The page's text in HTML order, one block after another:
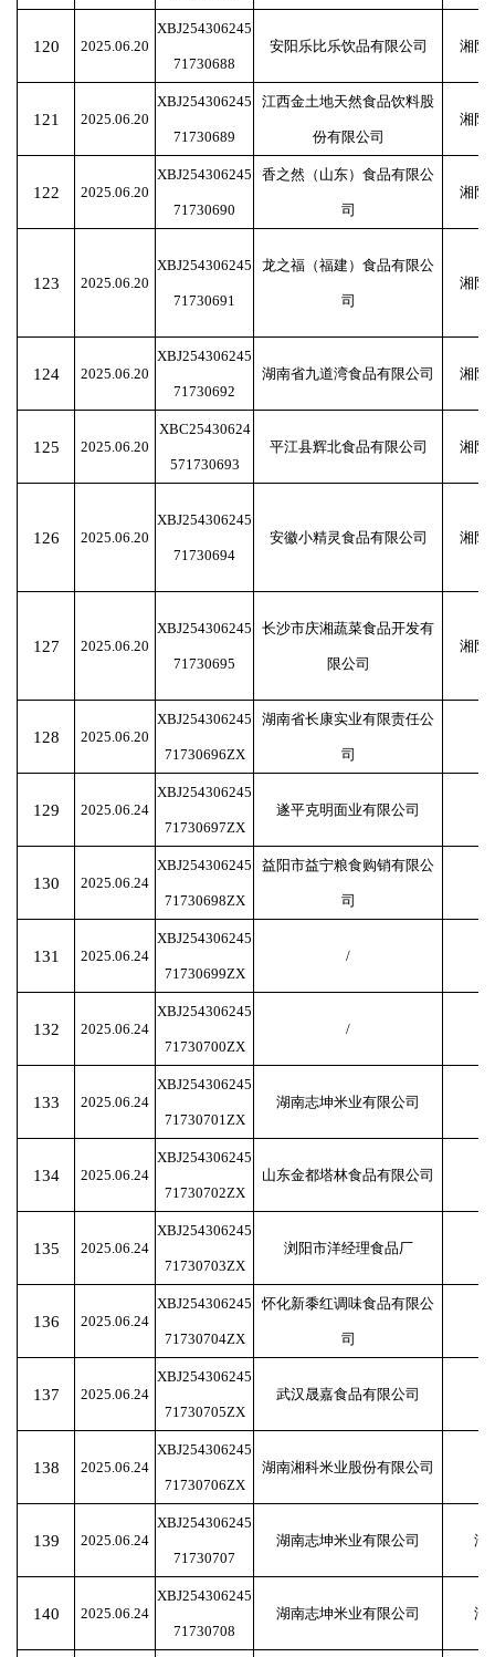
120 2025.06.20
XBJ254306245
71730688
安阳乐比乐饮品有限公司 湘阴
121 2025.06.20
XBJ254306245
71730689
江西金土地天然食品饮料股
份有限公司
湘阴
122 2025.06.20
XBJ254306245
71730690
香之然（山东）食品有限公
司
湘阴
123 2025.06.20
XBJ254306245
71730691
龙之福（福建）食品有限公
司
湘阴
124 2025.06.20
XBJ254306245
71730692
湖南省九道湾食品有限公司 湘阴
125 2025.06.20
XBC25430624
571730693
平江县辉北食品有限公司 湘阴
126 2025.06.20
XBJ254306245
71730694
安徽小精灵食品有限公司 湘阴
127 2025.06.20
XBJ254306245
71730695
长沙市庆湘蔬菜食品开发有
限公司
湘阴
128 2025.06.20
XBJ254306245
71730696ZX
湖南省长康实业有限责任公
司
129 2025.06.24
XBJ254306245
71730697ZX
遂平克明面业有限公司
130 2025.06.24
XBJ254306245
71730698ZX
益阳市益宁粮食购销有限公
司
131 2025.06.24
XBJ254306245
71730699ZX
/
132 2025.06.24
XBJ254306245
71730700ZX
/
133 2025.06.24
XBJ254306245
71730701ZX
湖南志坤米业有限公司
134 2025.06.24
XBJ254306245
71730702ZX
山东金都塔林食品有限公司
135 2025.06.24
XBJ254306245
71730703ZX
浏阳市洋经理食品厂
136 2025.06.24
XBJ254306245
71730704ZX
怀化新黍红调味食品有限公
司
137 2025.06.24
XBJ254306245
71730705ZX
武汉晟嘉食品有限公司
138 2025.06.24
XBJ254306245
71730706ZX
湖南湘科米业股份有限公司
139 2025.06.24
XBJ254306245
71730707
湖南志坤米业有限公司 湖
140 2025.06.24
XBJ254306245
71730708
湖南志坤米业有限公司 湖